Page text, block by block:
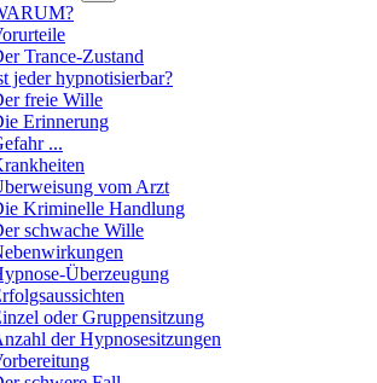
Trance-Zustand
jeder hypnotisierbar?
freie Wille
Erinnerung
...
vom Arzt
Kriminelle Handlung
schwache Wille
Überzeugung
oder Gruppensitzung
der Hypnosesitzungen